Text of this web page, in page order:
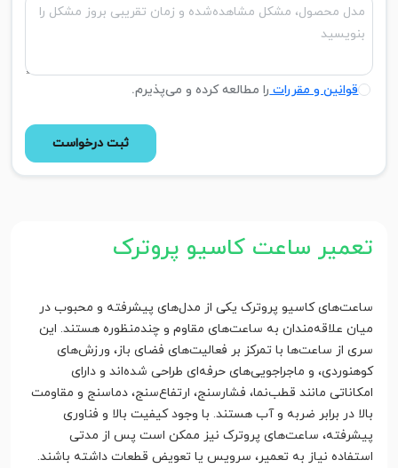
قوانین و مقرراترا مطالعه کرده و می‌پذیرم.
ثبت درخواست
تعمیر ساعت کاسیو پروترک
ساعت‌های کاسیو پروترک یکی از مدل‌های پیشرفته و محبوب در
میان علاقه‌مندان به ساعت‌های مقاوم و چندمنظوره هستند. این
سری از ساعت‌ها با تمرکز بر فعالیت‌های فضای باز، ورزش‌های
کوهنوردی، و ماجراجویی‌های حرفه‌ای طراحی شده‌اند و دارای
امکاناتی مانند قطب‌نما، فشارسنج، ارتفاع‌سنج، دماسنج و مقاومت
بالا در برابر ضربه و آب هستند. با وجود کیفیت بالا و فناوری
پیشرفته، ساعت‌های پروترک نیز ممکن است پس از مدتی
استفاده نیاز به تعمیر، سرویس یا تعویض قطعات داشته باشند.